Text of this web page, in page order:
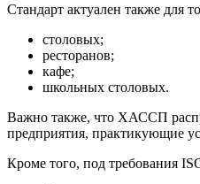
Стандарт актуален также для
столовых;
ресторанов;
кафе;
школьных столовых.
Важно также, что ХАССП
предприятия, практикующие
Кроме того, под требования